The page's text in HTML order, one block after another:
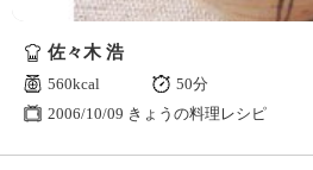
佐々木 浩
560kcal
50分
2006/10/09 きょうの料理レシピ